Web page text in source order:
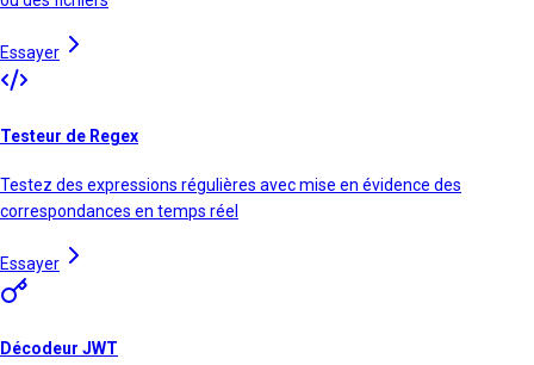
Essayer
Testeur de Regex
Testez des expressions régulières avec mise en évidence des
correspondances en temps réel
Essayer
Décodeur JWT